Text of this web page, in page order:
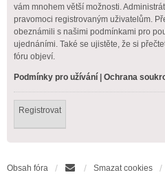
vám mnohem větší možnosti.
pravomoci registrovaným uživatelům.
obeznámili s našimi podmínkami pro
ujednáními. Také se ujistěte, že si
fóru objeví.
Podmínky pro užívání Ochrana
Registrovat
Obsah fóra Smazat cookies